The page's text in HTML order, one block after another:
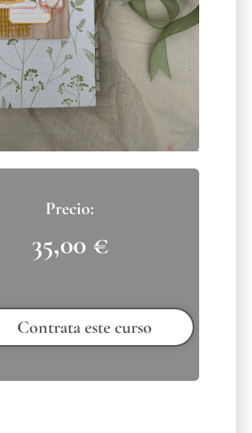
35,00 €
Contrata este curso